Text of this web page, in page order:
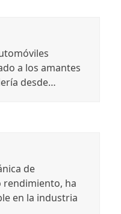
a los amantes
desde…
de
rendimiento, ha
en la industria